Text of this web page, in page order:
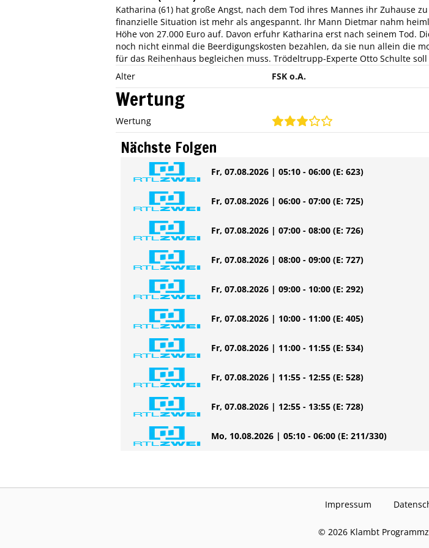
Katharina (61) hat große Angst, nach dem Tod ihres Mannes ihr Zuhause
finanzielle Situation ist mehr als angespannt. Ihr Mann Dietmar nahm
Höhe von 27.000 Euro auf. Davon erfuhr Katharina erst nach seinem Tod.
noch nicht einmal die Beerdigungskosten bezahlen, da sie nun allein die
für das Reihenhaus begleichen muss. Trödeltrupp-Experte Otto Schulte
Alter
FSK o.A.
Wertung
Wertung
Nächste Folgen
Fr, 07.08.2026 | 05:10 - 06:00 (E: 623)
Fr, 07.08.2026 | 06:00 - 07:00 (E: 725)
Fr, 07.08.2026 | 07:00 - 08:00 (E: 726)
Fr, 07.08.2026 | 08:00 - 09:00 (E: 727)
Fr, 07.08.2026 | 09:00 - 10:00 (E: 292)
Fr, 07.08.2026 | 10:00 - 11:00 (E: 405)
Fr, 07.08.2026 | 11:00 - 11:55 (E: 534)
Fr, 07.08.2026 | 11:55 - 12:55 (E: 528)
Fr, 07.08.2026 | 12:55 - 13:55 (E: 728)
Mo, 10.08.2026 | 05:10 - 06:00 (E: 211/330)
Impressum
© 2026 Klambt